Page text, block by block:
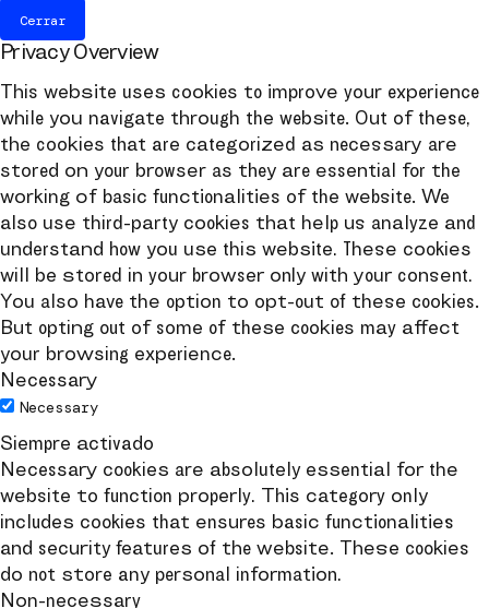
Cerrar
Privacy Overview
This website uses cookies to improve your experience
while you navigate through the website. Out of these,
the cookies that are categorized as necessary are
stored on your browser as they are essential for the
working of basic functionalities of the website. We
also use third-party cookies that help us analyze and
understand how you use this website. These cookies
will be stored in your browser only with your consent.
You also have the option to opt-out of these cookies.
But opting out of some of these cookies may affect
your browsing experience.
Necessary
Necessary
Siempre activado
Necessary cookies are absolutely essential for the
website to function properly. This category only
includes cookies that ensures basic functionalities
and security features of the website. These cookies
do not store any personal information.
Non-necessary